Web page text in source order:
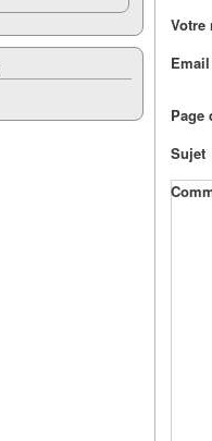
Votre
Email
Page
Sujet